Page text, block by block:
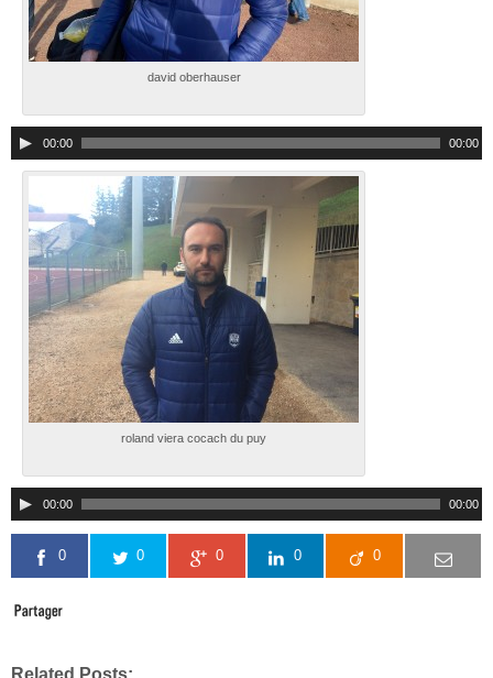
david oberhauser
00:00 00:00
roland viera cocach du puy
00:00 00:00
0 0 0 0 0
Related Posts: